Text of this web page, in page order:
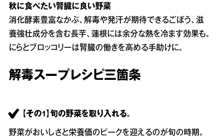
秋に食べたい腎臓に良い野菜
消化酵素豊富なかぶ、解毒や発汗が期待できるごぼう、滋
養強壮成分を含む長芋、蓮根には余分な熱を冷ます効果も。
にらとブロッコリーは腎臓の働きを高める手助けに。
解毒スープレシピ三箇条
【その1】旬の野菜を取り入れる。
野菜がおいしさと栄養価のピークを迎えるのが旬の時期。